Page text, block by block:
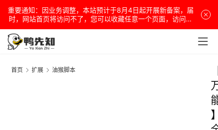
重要通知：因业务调整，本站预计于8月4日起开展新备案，届
时，网站首页将访问不了，您可以收藏任意一个页面，访问网
站！
首页 扩展 油猴脚本